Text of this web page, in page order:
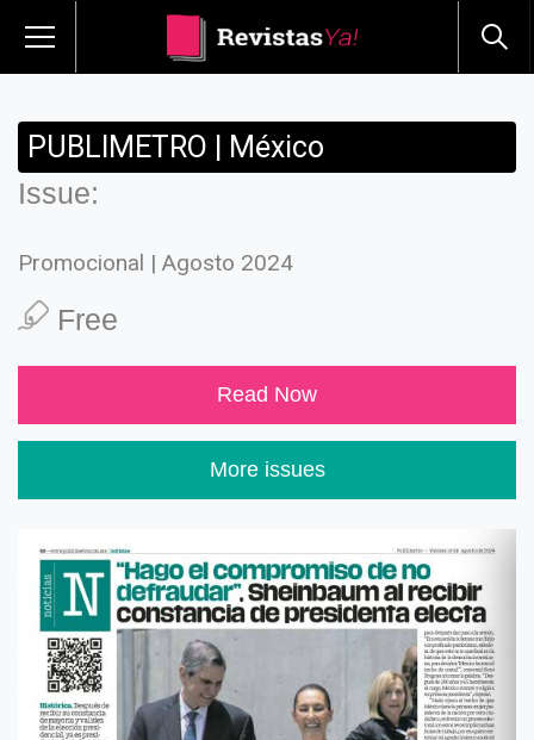
PUBLIMETRO | México
Issue:
Promocional | Agosto 2024
Free
Read Now
More issues